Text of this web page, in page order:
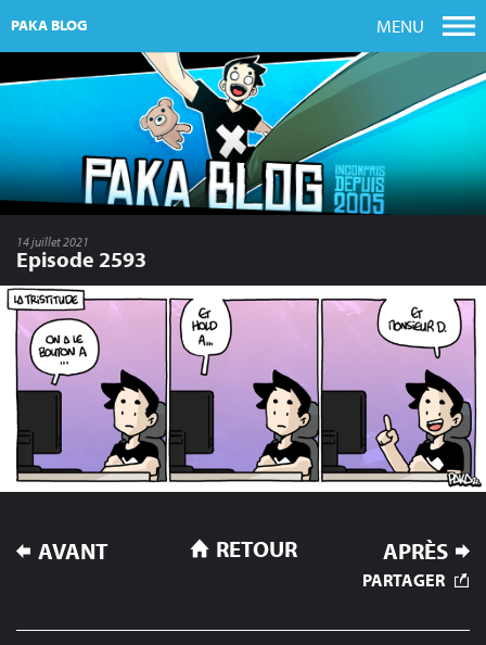
PAKA BLOG MENU
14 juillet 2021
Episode 2593
NAVIGATION
DE
AVANT APRÈS
RETOUR
PARTAGER